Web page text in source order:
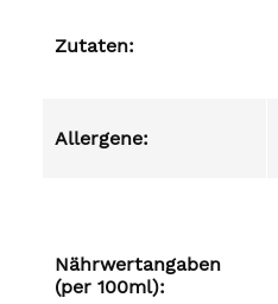
Zutaten:
Allergene:
Nährwertangaben
(per 100ml):